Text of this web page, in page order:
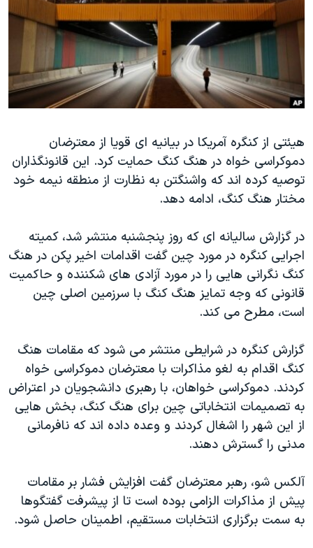
فرهنگ و زندگی
حقوق شهروندی
علم و فناوری
گالری عکس
آرشیو پخش زنده
مستندها
انتخابات ریاست جمهوری آمریکا ۲۰۲۴
حمله جمهوری اسلامی به اسرائیل
رمز مهسا
اعتراضات زن، زندگی، آزادی
مجموعه مستندهای دادخواهی
تریبونال مردمی آبان ۹۸
چهل سال گروگان‌گیری
قانون شفافیت دارائی کادر رهبری ایران
اعتراضات مردمی آبان ۹۸
اسرائیل در جنگ
همایش محافظه‌کاران آمریکا «سی‌پک»
صفحه‌های ویژه
سفر پرزیدنت ترامپ به چین
دنبال کنید
زبانهای مختلف
هیئتی از کنگره آمریکا در بیانیه ای قویا از معترضان
دموکراسی خواه در هنگ کنگ حمایت کرد. این قانونگذاران
توصیه کرده اند که واشنگتن به نظارت از منطقه نیمه خود
مختار هنگ کنگ، ادامه دهد.
در گزارش سالیانه ای که روز پنجشنبه منتشر شد، کمیته
اجرایی کنگره در مورد چین گفت اقدامات اخیر پکن در هنگ
کنگ نگرانی هایی را در مورد آزادی های شکننده و حاکمیت
قانونی که وجه تمایز هنگ کنگ با سرزمین اصلی چین
است، مطرح می کند.
گزارش کنگره در شرایطی منتشر می شود که مقامات هنگ
کنگ اقدام به لغو مذاکرات با معترضان دموکراسی خواه
کردند. دموکراسی خواهان، با رهبری دانشجویان در اعتراض
به تصمیمات انتخاباتی چین برای هنگ کنگ، بخش هایی
از این شهر را اشغال کردند و وعده داده اند که نافرمانی
مدنی را گسترش دهند.
آلکس شو، رهبر معترضان گفت افزایش فشار بر مقامات
پیش از مذاکرات الزامی بوده است تا از پیشرفت گفتگوها
به سمت برگزاری انتخابات مستقیم، اطمینان حاصل شود.